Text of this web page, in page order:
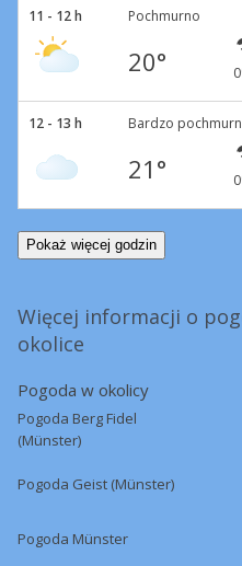
11 - 12 h Pochmurno
20°
12 - 13 h Bardzo
21°
Pokaż więcej godzin
Więcej informacji o
okolice
Pogoda w okolicy
Pogoda Berg Fidel
(Münster)
Pogoda Geist (Münster)
Pogoda Münster